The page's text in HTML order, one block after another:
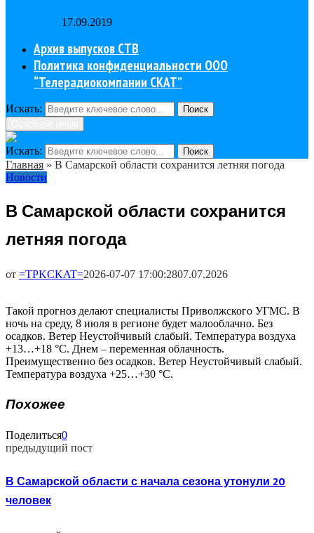
17.09.2019
Архив выпусков СТВ
Политика конфиденциальности ООО
“Телерадиокомпании СКАТ”
Искать:
Поиск
Искать: Поиск
Главная » В Самарской области сохранится летняя погода
Новости
В Самарской области сохранится
летняя погода
от =TPKCKAT=2026-07-07 17:00:2807.07.2026
Такой прогноз делают специалисты Приволжского УГМС. В
ночь на среду, 8 июля в регионе будет малооблачно. Без
осадков. Ветер Неустойчивый слабый. Температура воздуха
+13…+18 °C. Днем – переменная облачность.
Преимущественно без осадков. Ветер Неустойчивый слабый.
Температура воздуха +25…+30 °C.
Похожее
Поделиться0
предыдущий пост
В Самарской области с начала сезона утонули 20
человек